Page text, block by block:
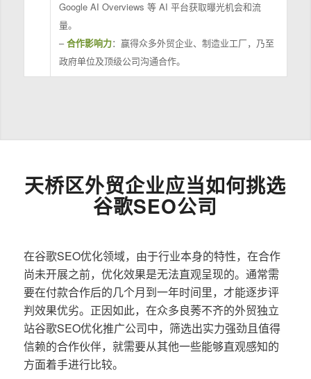
Google AI Overviews 等 AI 平台获取曝光机会和流
量。
–合作影响力：赢得众多外贸企业、制造业工厂，乃至
政府单位及顶级公司沟通合作。
天桥区外贸企业应当如何挑选
谷歌SEO公司
在谷歌SEO优化领域，由于行业本身的特性，在合作
尚未开展之前，优化效果是无法直观呈现的。通常需
要在付款合作后的几个月到一年时间里，才能逐步评
判效果优劣。正因如此，在众多良莠不齐的外贸独立
站谷歌SEO优化推广公司中，筛选出实力强劲且值得
信赖的合作伙伴，就需要从其他一些能够直观感知的
方面着手进行比较。